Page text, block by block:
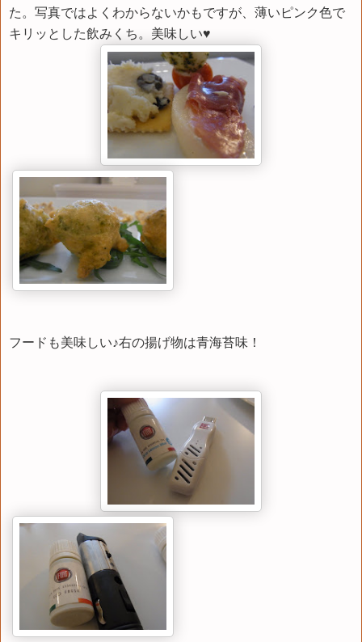
た。写真ではよくわからないかもですが、薄いピンク色で
キリッとした飲みくち。美味しい♥
フードも美味しい♪右の揚げ物は青海苔味！